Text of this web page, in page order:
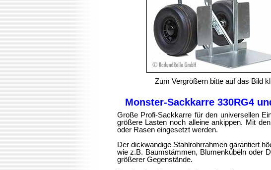
Zum Vergrößern bitte auf das Bild
Monster-Sackkarre 330RG4
Große Profi-Sackkarre für den universellen
größere Lasten noch alleine ankippen. Mit
oder Rasen eingesetzt werden.
Der dickwandige Stahlrohrrahmen garantiert
wie z.B. Baumstämmen, Blumenkübeln oder
größerer Gegenstände.